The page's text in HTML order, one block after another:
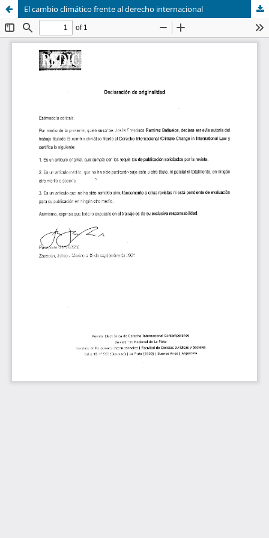
El cambio climático frente al derecho internacional